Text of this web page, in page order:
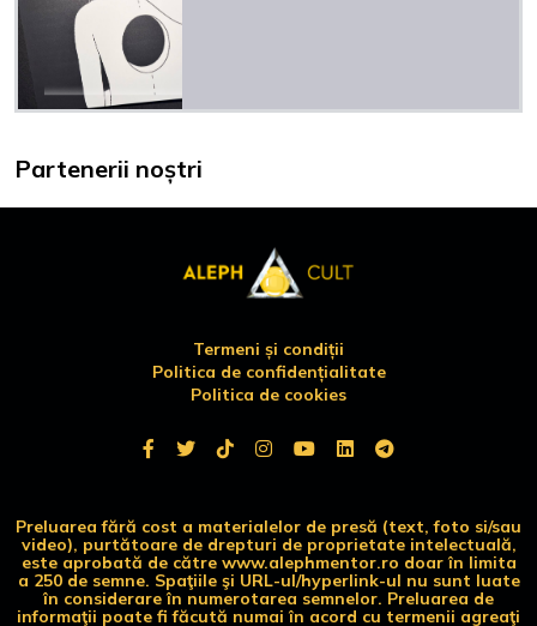
Partenerii noștri
Termeni și condiții
Politica de confidențialitate
Politica de cookies
Preluarea fără cost a materialelor de presă (text, foto si/sau
video), purtătoare de drepturi de proprietate intelectuală,
este aprobată de către www.alephmentor.ro doar în limita
a 250 de semne. Spaţiile şi URL-ul/hyperlink-ul nu sunt luate
în considerare în numerotarea semnelor. Preluarea de
informaţii poate fi făcută numai în acord cu termenii agreaţi